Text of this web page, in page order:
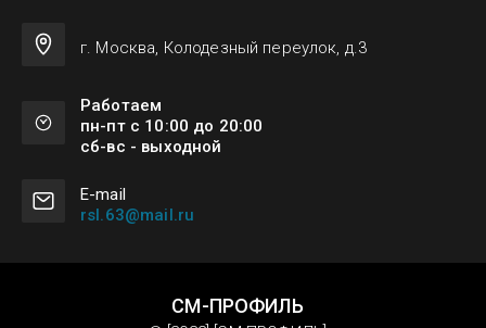
г. Москва, Колодезный переулок, д.3
Работаем
пн-пт с 10:00 до 20:00
сб-вс - выходной
Е-mail
rsl.63@mail.ru
СМ-ПРОФИЛЬ